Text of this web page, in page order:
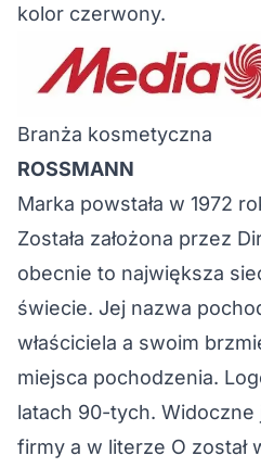
kolor czerwony.
Branża kosmetyczna
ROSSMANN
Marka powstała w 1972
Została założona przez
obecnie to największa
świecie. Jej nazwa
właściciela a swoim
miejsca pochodzenia.
latach 90-tych. Widoczne
firmy a w literze O został